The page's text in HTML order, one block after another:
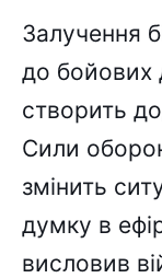
Залучення
до бойових
створить
Сили
змінить
думку в
висловив